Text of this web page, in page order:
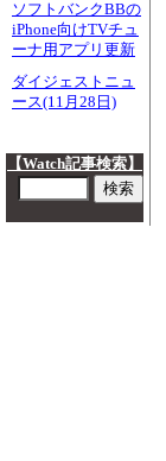
ソフトバンクBBの
iPhone向けTVチュ
ーナ用アプリ更新
ダイジェストニュ
ース(11月28日)
【Watch記事検索】